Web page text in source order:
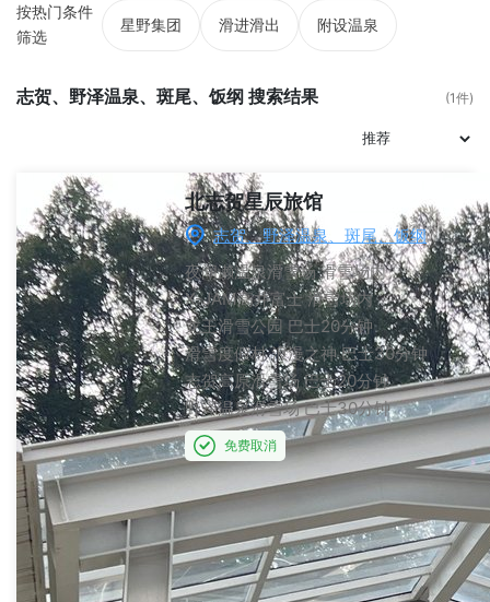
按热门条件
筛选
星野集团 滑进滑出 附设温泉
志贺、野泽温泉、斑尾、饭纲 搜索结果 (1件)
北志贺星辰旅馆
志贺、野泽温泉、斑尾、饭纲
夜间濑温泉滑雪场 滑雪场内
X-JAM高井富士 滑雪场内
龙王滑雪公园 巴士20分钟
滑雪度假村 浪漫之神 巴士30分钟
志贺高原滑雪场 巴士20分钟
野泽温泉滑雪场 巴士30分钟
免费取消